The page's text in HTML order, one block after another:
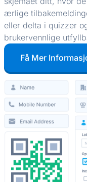
ærlige
eller delta i quizzer
brukervennlige
Få Mer